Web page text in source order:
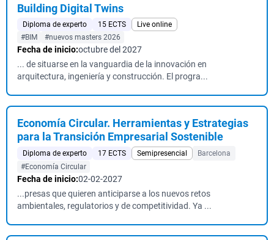
Building Digital Twins
Diploma de experto 15 ECTS
Live online
#BIM
#nuevos masters 2026
Fecha de inicio:octubre del 2027
... de situarse en la vanguardia de la innovación en
arquitectura, ingeniería y construcción. El progra...
Economía Circular. Herramientas y Estrategias
para la Transición Empresarial Sostenible
Diploma de experto 17 ECTS Semipresencial
Barcelona
#Economía Circular
Fecha de inicio:02-02-2027
...presas que quieren anticiparse a los nuevos retos
ambientales, regulatorios y de competitividad. Ya ...